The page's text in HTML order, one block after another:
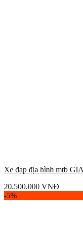
Xe đạp địa hình mtb
20.500.000 VNĐ
-5%